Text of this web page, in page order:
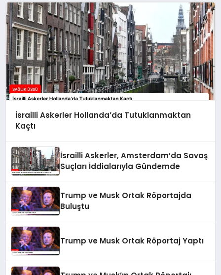
İsrailli Askerler Hollanda’da Tutuklanmaktan
Kaçtı
İsrailli Askerler, Amsterdam’da Savaş
Suçları İddialarıyla Gündemde
Trump ve Musk Ortak Röportajda
Buluştu
Trump ve Musk Ortak Röportaj Yaptı